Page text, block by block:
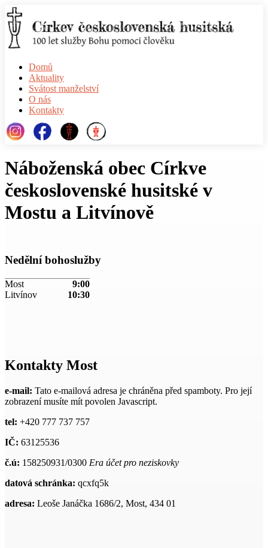
Domů
Aktuality
Svátost manželství
O nás
Kontakty
Náboženská obec Církve
československé husitské v
Mostu a Litvínově
Nedělní bohoslužby
Most
9:00
Litvínov
10:30
Kontakty Most
e-mail: Tato e-mailová adresa je chráněna před spamboty. Pro její
zobrazení musíte mít povolen Javascript.
tel: +420 777 737 757
IČ: 63125536
č.ú: 158250931/0300 Era účet pro neziskovky
datová schránka: qcxfq5k
adresa: Leoše Janáčka 1686/2, Most, 434 01